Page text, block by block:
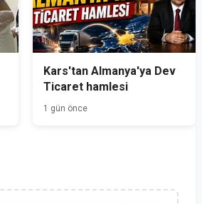
Kars'tan Almanya'ya Dev
Ticaret hamlesi
1 gün önce